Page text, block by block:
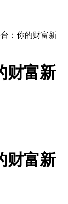
：你的财富新
财富新
财富新